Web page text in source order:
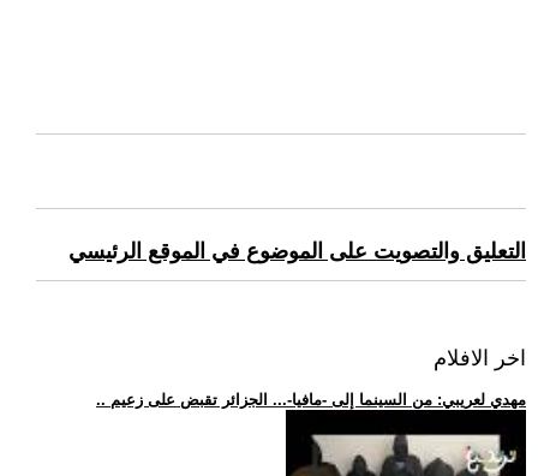
التعليق والتصويت على الموضوع في الموقع الرئيسي
اخر الافلام
.. مهدي لعريبي: من السينما إلى -مافيا-... الجزائر تقبض على زعيم